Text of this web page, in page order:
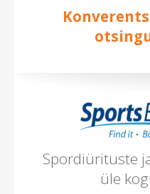
Spordiürituste
üle